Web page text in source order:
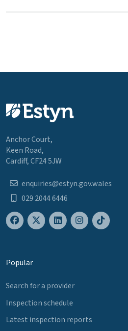
Anchor Court,
Keen Road,
Cardiff, CF24 5JW
enquiries@estyn.gov.wales
029 2044 6446
Popular
Search for a provider
Inspection schedule
Latest inspection reports